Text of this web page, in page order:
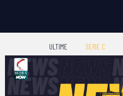
ULTIME SERIE C